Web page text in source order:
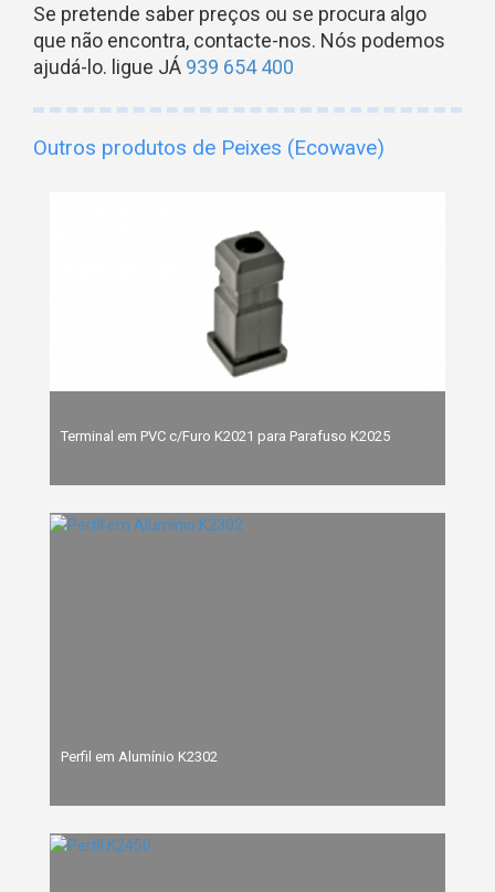
Se pretende saber preços ou se procura algo
que não encontra, contacte-nos. Nós podemos
ajudá-lo. ligue JÁ 939 654 400
Outros produtos de Peixes (Ecowave)
Terminal em PVC c/Furo K2021 para Parafuso K2025
Perfil em Alumínio K2302